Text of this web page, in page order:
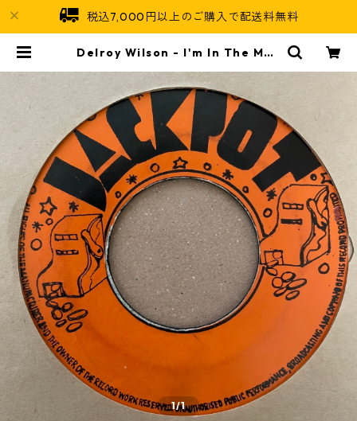
税込7,000円以上のご購入で配送料無料
Delroy Wilson - I'm In The Moo
1/1